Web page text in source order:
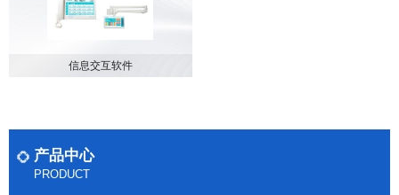
信息交互软件
产品中心
PRODUCT